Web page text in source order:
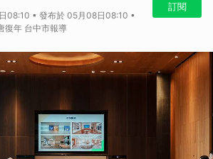
08:10 • 發布於 05月08日08:10 •
復年 台中市報導
訂閱